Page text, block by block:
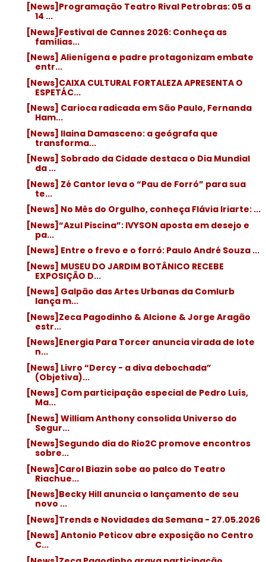
[News]Programação Teatro Rival Petrobras: 05 a
14 ...
[News]Festival de Cannes 2026: Conheça as
famílias...
[News] Alienígena e padre protagonizam embate
entr...
[News]CAIXA CULTURAL FORTALEZA APRESENTA O
ESPETÁC...
[News] Carioca radicada em São Paulo, Fernanda
Ham...
[News] Ilaina Damasceno: a geógrafa que
transforma...
[News] Sobrado da Cidade destaca o Dia Mundial
da ...
[News] Zé Cantor leva o “Pau de Forró” para sua
te...
[News] No Mês do Orgulho, conheça Flávia Iriarte: ...
[News]“Azul Piscina”: IVYSON aposta em desejo e
pa...
[News] Entre o frevo e o forró: Paulo André Souza ...
[News] MUSEU DO JARDIM BOTÂNICO RECEBE
EXPOSIÇÃO D...
[News] Galpão das Artes Urbanas da Comlurb
lança m...
[News]Zeca Pagodinho & Alcione & Jorge Aragão
estr...
[News]Energia Para Torcer anuncia virada de lote
n...
[News] Livro “Dercy - a diva debochada”
(Objetiva)...
[News] Com participação especial de Pedro Luís,
Ma...
[News] William Anthony consolida Universo do
Segur...
[News]Segundo dia do Rio2C promove encontros
sobre...
[News]Carol Biazin sobe ao palco do Teatro
Riachue...
[News]Becky Hill anuncia o lançamento de seu
novo ...
[News]Trends e Novidades da Semana - 27.05.2026
[News] Antonio Peticov abre exposição no Centro
C...